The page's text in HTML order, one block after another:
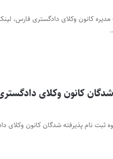
کانون وکلای دادگستری فارس،
کانون وکلای